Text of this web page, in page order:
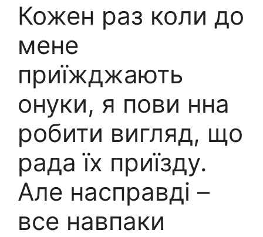
Кожен раз коли до
мене
приїжджають
онуки, я пови нна
робити вигляд, що
рада їх приїзду.
Але насправді –
все навпаки